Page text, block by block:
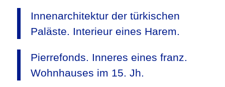
Innenarchitektur der türkischen
Paläste. Interieur eines Harem.
Pierrefonds. Inneres eines franz.
Wohnhauses im 15. Jh.